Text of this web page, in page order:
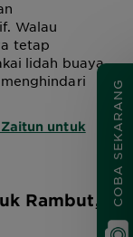
Walau
tetap
lidah buaya
untuk
Rambut,
COBA SEKARANG